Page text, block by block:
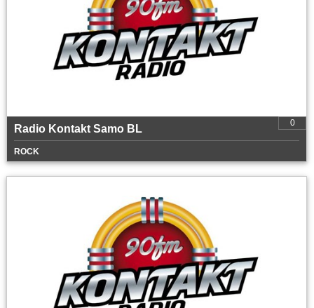
0
Radio Kontakt Samo BL
ROCK